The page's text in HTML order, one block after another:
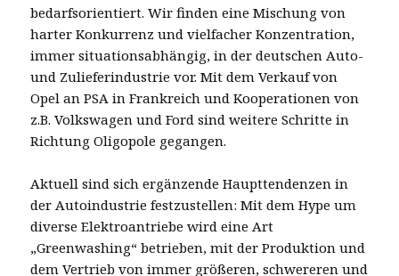
bedarfsorientiert. Wir finden eine Mischung von
harter Konkurrenz und vielfacher Konzentration,
immer situationsabhängig, in der deutschen Auto-
und Zulieferindustrie vor. Mit dem Verkauf von
Opel an PSA in Frankreich und Kooperationen von
z.B. Volkswagen und Ford sind weitere Schritte in
Richtung Oligopole gegangen.
Aktuell sind sich ergänzende Haupttendenzen in
der Autoindustrie festzustellen: Mit dem Hype um
diverse Elektroantriebe wird eine Art
„Greenwashing“ betrieben, mit der Produktion und
dem Vertrieb von immer größeren, schwereren und